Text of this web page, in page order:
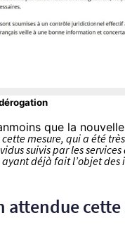
que la
cette mesure, qui a été
suivis par les
déjà fait l’objet des
cette